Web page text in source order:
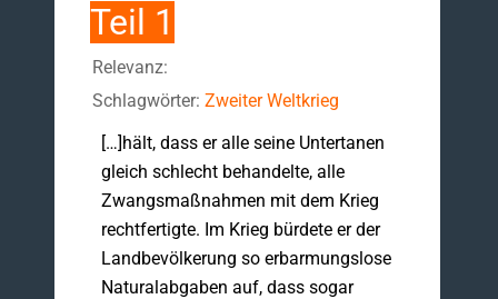
Teil 1
Relevanz:
Schlagwörter: Zweiter Weltkrieg
[…]hält, dass er alle seine Untertanen
gleich schlecht behandelte, alle
Zwangsmaßnahmen mit dem Krieg
recht­fertigte. Im Krieg bür­dete er der
Landbevölkerung so erbarmungslose
Naturalabgaben auf, dass sogar